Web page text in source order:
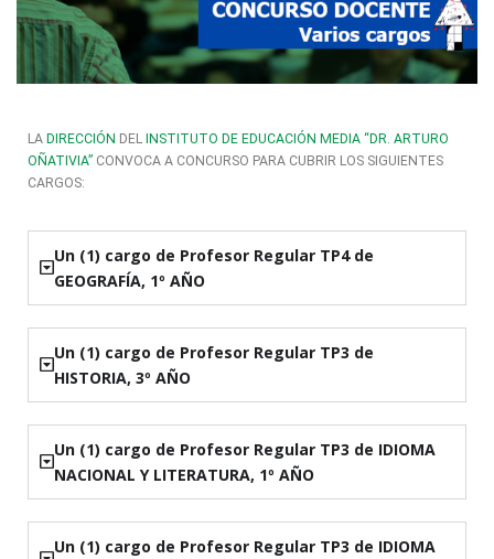
LA DIRECCIÓN DEL INSTITUTO DE EDUCACIÓN MEDIA “DR. ARTURO
OÑATIVIA” CONVOCA A CONCURSO PARA CUBRIR LOS SIGUIENTES
CARGOS:
Un (1) cargo de Profesor Regular TP4 de
GEOGRAFÍA, 1º AÑO
Un (1) cargo de Profesor Regular TP3 de
HISTORIA, 3º AÑO
Un (1) cargo de Profesor Regular TP3 de IDIOMA
NACIONAL Y LITERATURA, 1º AÑO
Un (1) cargo de Profesor Regular TP3 de IDIOMA